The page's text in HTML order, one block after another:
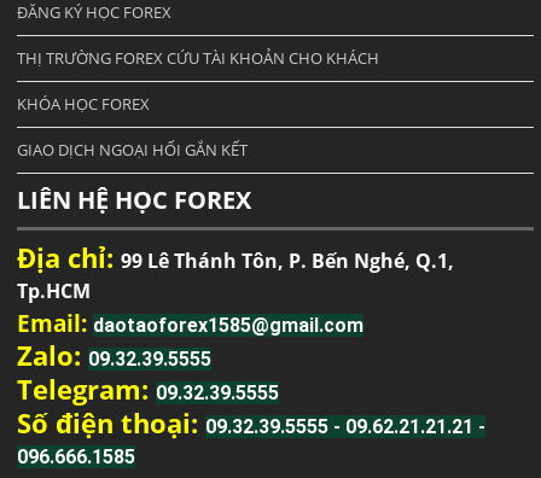
ĐĂNG KÝ HỌC FOREX
THỊ TRƯỜNG FOREX CỨU TÀI KHOẢN CHO KHÁCH
KHÓA HỌC FOREX
GIAO DỊCH NGOẠI HỐI GẮN KẾT
LIÊN HỆ HỌC FOREX
Địa chỉ:99 Lê Thánh Tôn, P. Bến Nghé, Q.1,
Tp.HCM
Email:daotaoforex1585@gmail.com
Zalo:09.32.39.5555
Telegram:09.32.39.5555
Số điện thoại:09.32.39.5555 - 09.62.21.21.21 -
096.666.1585